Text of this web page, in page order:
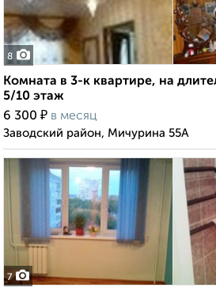
8
Комната в 3-к квартире, на
5/10 этаж
6 300 ₽ в месяц
Заводский район, Мичурина 55А
7